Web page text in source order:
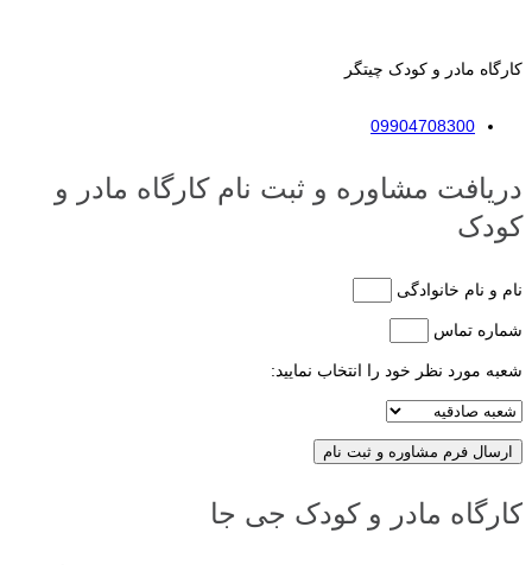
کارگاه مادر و کودک چیتگر
09904708300
دریافت مشاوره و ثبت نام کارگاه مادر و
کودک
نام و نام خانوادگی
شماره تماس
شعبه مورد نظر خود را انتخاب نمایید:
ارسال فرم مشاوره و ثبت نام
کارگاه مادر و کودک جی جا